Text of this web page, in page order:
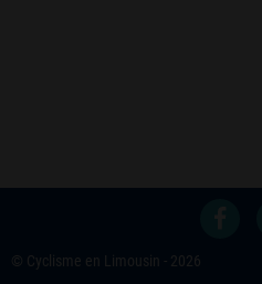
© Cyclisme en Limousin - 2026